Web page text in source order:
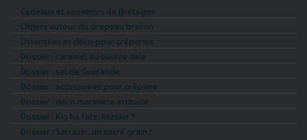
Cadeaux et souvenirs de Bretagne
Objets autour du drapeau breton
Ustensiles et déco pour crêperies
Dossier : caramel au beurre salé
Dossier : sel de Guérande
Dossier : accessoires pour crêpière
Dossier : déco marinière attitude
Dossier : Kig ha Farz, kézako ?
Dossier : Sarrasin, un sacré grain !